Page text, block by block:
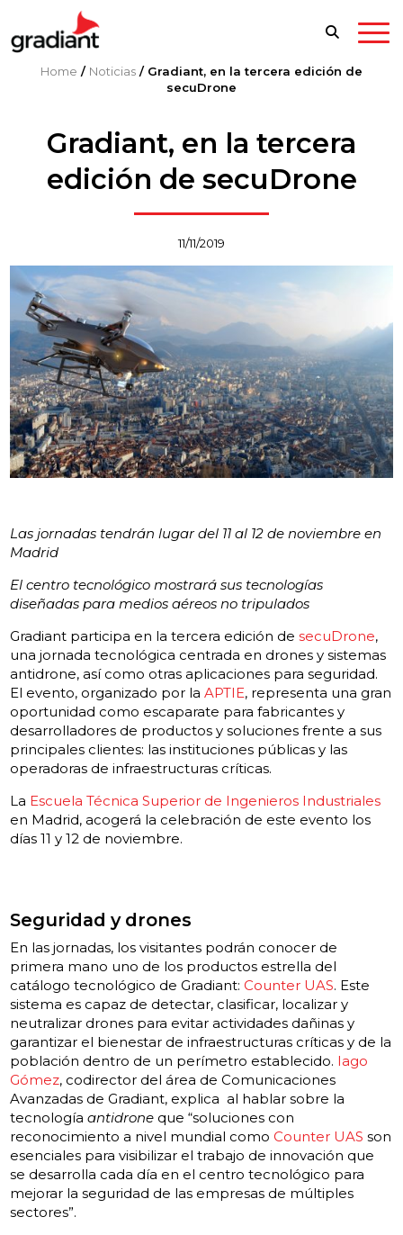
Home / Noticias / Gradiant, en la tercera edición de
secuDrone
Gradiant, en la tercera
edición de secuDrone
11/11/2019
Las jornadas tendrán lugar del 11 al 12 de noviembre en
Madrid
El centro tecnológico mostrará sus tecnologías
diseñadas para medios aéreos no tripulados
Gradiant participa en la tercera edición desecuDrone,
una jornada tecnológica centrada en drones y sistemas
antidrone, así como otras aplicaciones para seguridad.
El evento, organizado por laAPTIE, representa una gran
oportunidad como escaparate para fabricantes y
desarrolladores de productos y soluciones frente a sus
principales clientes: las instituciones públicas y las
operadoras de infraestructuras críticas.
La Escuela Técnica Superior de Ingenieros Industriales
en Madrid, acogerá la celebración de este evento los
días 11 y 12 de noviembre.
Seguridad y drones
En las jornadas, los visitantes podrán conocer de
primera mano uno de los productos estrella del
catálogo tecnológico de Gradiant: Counter UAS. Este
sistema es capaz de detectar, clasificar, localizar y
neutralizar drones para evitar actividades dañinas y
garantizar el bienestar de infraestructuras críticas y de la
población dentro de un perímetro establecido. Iago
Gómez, codirector del área de Comunicaciones
Avanzadas de Gradiant, explica al hablar sobre la
tecnologíaantidrone que “soluciones con
reconocimiento a nivel mundial como Counter UAS son
esenciales para visibilizar el trabajo de innovación que
se desarrolla cada día en el centro tecnológico para
mejorar la seguridad de las empresas de múltiples
sectores”.